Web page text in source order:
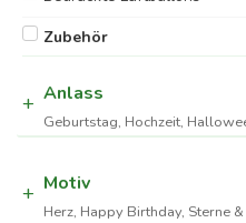
Zubehör
Anlass
Geburtstag, Hochzeit,
Motiv
Herz, Happy Birthday, Sterne